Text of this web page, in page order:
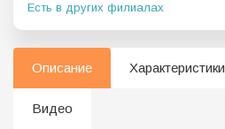
Есть в других филиалах
Описание Характеристики
Видео